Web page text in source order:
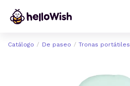
Catálogo De paseo Tronas portátiles